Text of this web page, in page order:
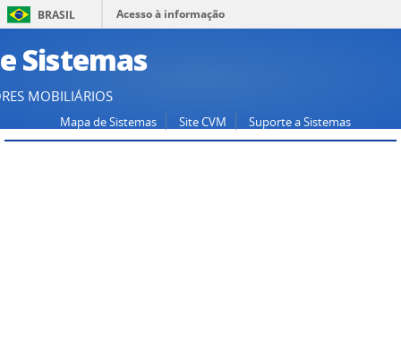
BRASIL Acesso à informação
Sistemas
MOBILIÁRIOS
Mapa de Sistemas Site CVM Suporte a Sistemas